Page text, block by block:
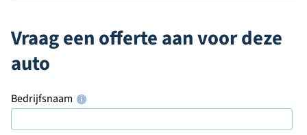
Vraag een offerte aan voor deze
auto
Bedrijfsnaam